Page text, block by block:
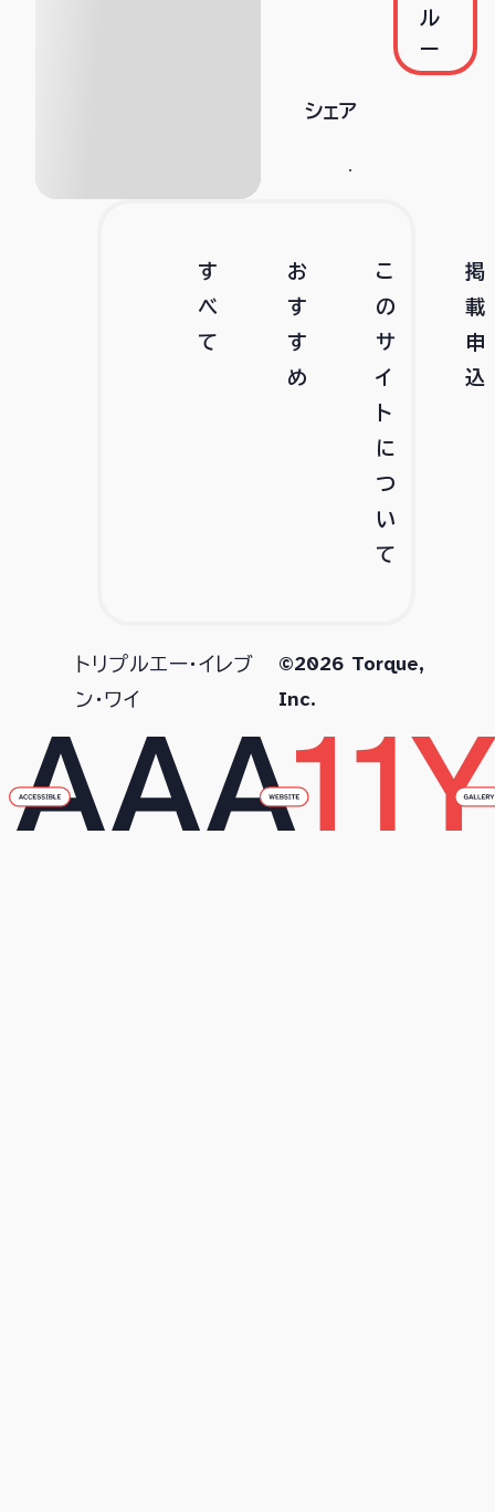
ル
ー
シェア
す
べ
て
お
す
す
め
こ
の
サ
イ
ト
に
つ
い
て
掲
載
申
込
トリプルエー・イレブ
ン・ワイ
©2026 Torque,
Inc.